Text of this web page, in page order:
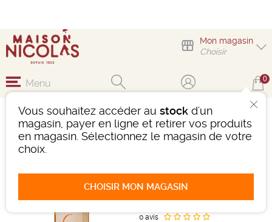
Mon magasin
Choisir
Vous souhaitez accéder au stock d'un
magasin, payer en ligne et retirer vos produits
en magasin. Sélectionnez le magasin de votre
choix.
CHOISIR MON MAGASIN
Menu 0
CLOS DU CIRON
Vin
Bordeaux
2018
0 avis